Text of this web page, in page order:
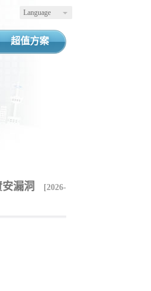
Language
超值方案
漏洞
[2026-